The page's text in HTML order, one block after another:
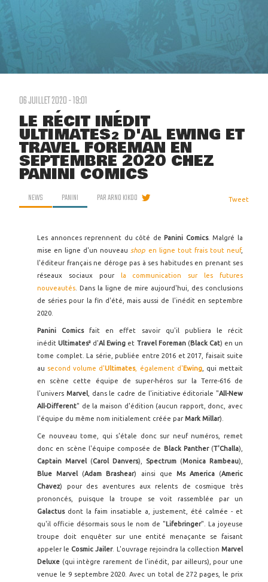
06 JUILLET 2020 - 19:01
LE RÉCIT INÉDIT
ULTIMATES² D'AL EWING ET
TRAVEL FOREMAN EN
SEPTEMBRE 2020 CHEZ
PANINI COMICS
NEWS PANINI PARARNO KIKOO Tweet
Les annonces reprennent du côté de Panini Comics. Malgré la
mise en ligne d'un nouveau shop en ligne tout frais tout neuf,
l'éditeur français ne déroge pas à ses habitudes en prenant ses
réseaux sociaux pour
la communication sur les futures
nouveautés . Dans la ligne de mire aujourd'hui, des conclusions
de séries pour la fin d'été, mais aussi de l'inédit en septembre
2020.
Panini Comicsfait en effet savoir qu'il publiera le récit
inéditUltimates² d'Al Ewing et Travel Foreman (Black Cat) en un
tome complet. La série, publiée entre 2016 et 2017, faisait suite
au second volume d'Ultimates, également d'Ewing, qui mettait
en scène cette équipe de super-héros sur la Terre-616 de
l'univers Marvel, dans le cadre de l'initiative éditoriale "All-New
All-Different" de la maison d'édition (aucun rapport, donc, avec
l'équipe du même nom initialement créée parMark Millar).
Ce nouveau tome, qui s'étale donc sur neuf numéros, remet
donc en scène l'équipe composée de Black Panther (T'Challa),
Captain Marvel (Carol Danvers), Spectrum (Monica Rambeau),
Blue Marvel (Adam Brashear) ainsi que Ms America (Americ
Chavez) pour des aventures aux relents de cosmique très
prononcés, puisque la troupe se voit rassemblée par un
Galactus dont la faim insatiable a, justement, été calmée - et
qu'il officie désormais sous le nom de "Lifebringer". La joyeuse
troupe doit enquêter sur une entité menaçante se faisant
appeler le Cosmic Jailer. L'ouvrage rejoindra la collection Marvel
Deluxe (qui intègre rarement de l'inédit, par ailleurs), pour une
venue le 9 septembre 2020. Avec un total de 272 pages, le prix